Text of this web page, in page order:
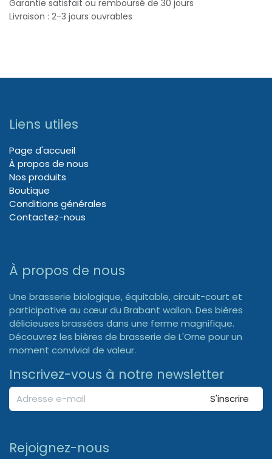
Garantie satisfait ou remboursé de 30 jours
Livraison : 2-3 jours ouvrables
Liens utiles
Page d'accueil
À propos de nous
Nos produits
Boutique
Conditions générales
Contactez-nous
À propos de nous
Une brasserie biologique, équitable, circuit-court et
participative au cœur du Brabant wallon. Des bières
délicieuses brassées dans une ferme magnifique.
Découvrez les bières de brasserie de L'Orne pour un
moment convivial de valeur.
Inscrivez-vous à notre newsletter
S'inscrire
Rejoignez-nous